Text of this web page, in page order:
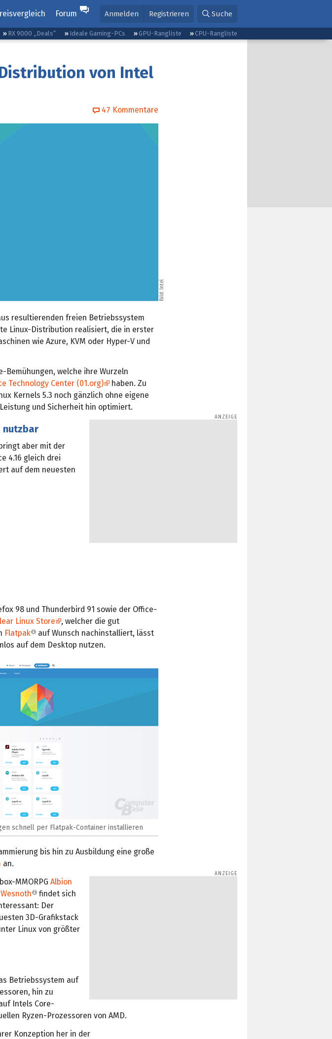
Forum Anmelden Registrieren Suche
RX 9000 „Deals“ Ideale Gaming-PCs GPU-Rangliste CPU-Rangliste
von Intel
47 Kommentare
Bild: Intel
resultierenden freien Betriebssystem
Linux-Distribution realisiert, die in erster
wie Azure, KVM oder Hyper-V und
Bemühungen, welche ihre Wurzeln
Technology Center (01.org)
haben. Zu
Kernels 5.3 noch gänzlich ohne eigene
und Sicherheit hin optimiert.
nutzbar
aber mit der
4.16 gleich drei
auf dem neuesten
98 und Thunderbird 91 sowie der Office-
Linux Store
, welcher die gut
Flatpak
auf Wunsch nachinstalliert, lässt
auf dem Desktop nutzen.
schnell per Flatpak-Container installieren
bis hin zu Ausbildung eine große
an.
MMORPG Albion
findet sich
Der
3D-Grafikstack
Linux von größter
Betriebssystem auf
hin zu
Intels Core-
Ryzen-Prozessoren von AMD.
Konzeption her in der